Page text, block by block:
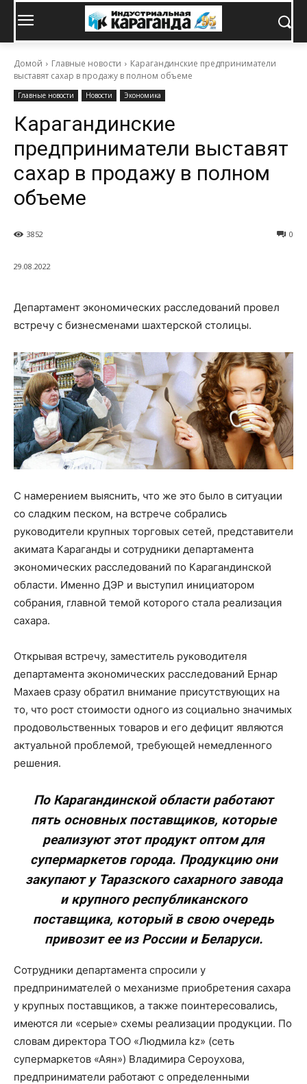
Домой Главные новости
Карагандинские предприниматели
выставят сахар в продажу в полном объеме
Главные новости Новости Экономика
Карагандинские
предприниматели выставят
сахар в продажу в полном
объеме
0
3852
29.08.2022
Департамент экономических расследований провел
встречу с бизнесменами шахтерской столицы.
С намерением выяснить, что же это было в ситуации
со сладким песком, на встрече собрались
руководители крупных торговых сетей, представители
акимата Караганды и сотрудники департамента
экономических расследований по Карагандинской
области. Именно ДЭР и выступил инициатором
собрания, главной темой которого стала реализация
сахара.
Открывая встречу, заместитель руководителя
департамента экономических расследований Ернар
Махаев сразу обратил внимание присутствующих на
то, что рост стоимости одного из социально значимых
продовольственных товаров и его дефицит являются
актуальной проблемой, требующей немедленного
решения.
По Карагандинской области работают
пять основных поставщиков, которые
реализуют этот продукт оптом для
супермаркетов города. Продукцию они
закупают у Таразского сахарного завода
и крупного республиканского
поставщика, который в свою очередь
привозит ее из России и Беларуси.
Сотрудники департамента спросили у
предпринимателей о механизме приобретения сахара
у крупных поставщиков, а также поинтересовались,
имеются ли «серые» схемы реализации продукции. По
словам директора ТОО «Людмила kz» (сеть
супермаркетов «Аян») Владимира Сероухова,
предприниматели работают с определенными